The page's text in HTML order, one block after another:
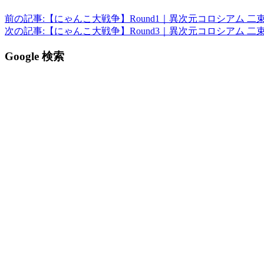
前の記事: 【にゃんこ大戦争】Round1｜異次元コロシアム 二
次の記事: 【にゃんこ大戦争】Round3｜異次元コロシアム 二
Google 検索